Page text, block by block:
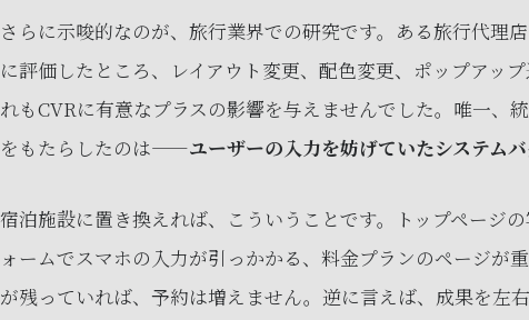
さらに示唆的なのが、旅行業界での研究です。ある旅行代理
に評価したところ、レイアウト変更、配色変更、ポップアッ
れもCVRに有意なプラスの影響を与えませんでした。唯一、
をもたらしたのは——ユーザーの入力を妨げていたシステム
宿泊施設に置き換えれば、こういうことです。トップページ
ォームでスマホの入力が引っかかる、料金プランのページが
が残っていれば、予約は増えません。逆に言えば、成果を左